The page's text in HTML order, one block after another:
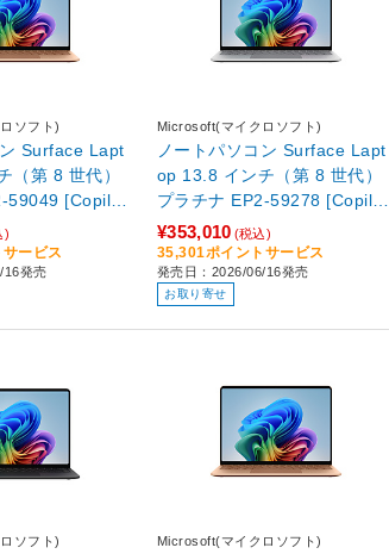
ソフト)
Surface Lapt
（第 8 世代）
59049 [Copilot
Ho
X2 Plus /メ
：512GB /
or Office 選択
月]
)
ービス
16発売
Microsoft(マイクロソフト)
ノートパソコン Surface Lapt
op 13.8 インチ（第 8 世代）
プラチナ EP2-59278 [Copilot
+ PC /13.8型 /Windows11 Ho
me /Snapdragon X2 Elite /メ
モリ：16GB /SSD：1TB /M3
65 (24か月) or Office 選択可
能 /2026年6月]
¥353,010 (税込)
35,301ポイントサービス
発売日：2026/06/16発売
お取り寄せ
ソフト) Microsoft(マイクロソフト)